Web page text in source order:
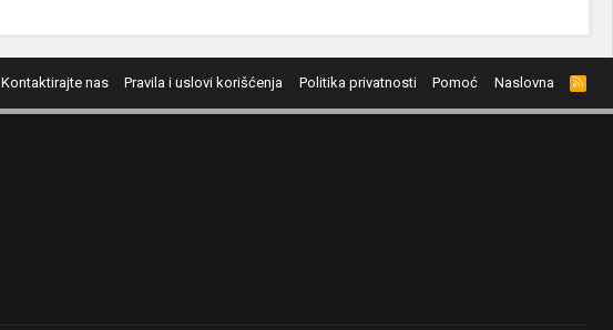
Kontaktirajte nas Pravila i uslovi korišćenja Politika privatnosti Pomoć Naslovna
R
S
S